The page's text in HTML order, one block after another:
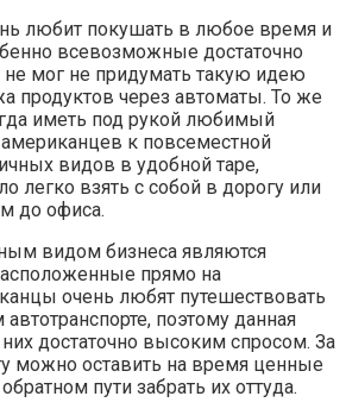
любит покушать в любое время и
всевозможные достаточно
мог не придумать такую идею
продуктов через автоматы. То же
иметь под рукой любимый
американцев к повсеместной
видов в удобной таре,
легко взять с собой в дорогу или
до офиса.
видом бизнеса являются
прямо на
очень любят путешествовать
поэтому данная
них достаточно высоким спросом. За
можно оставить на время ценные
пути забрать их оттуда.